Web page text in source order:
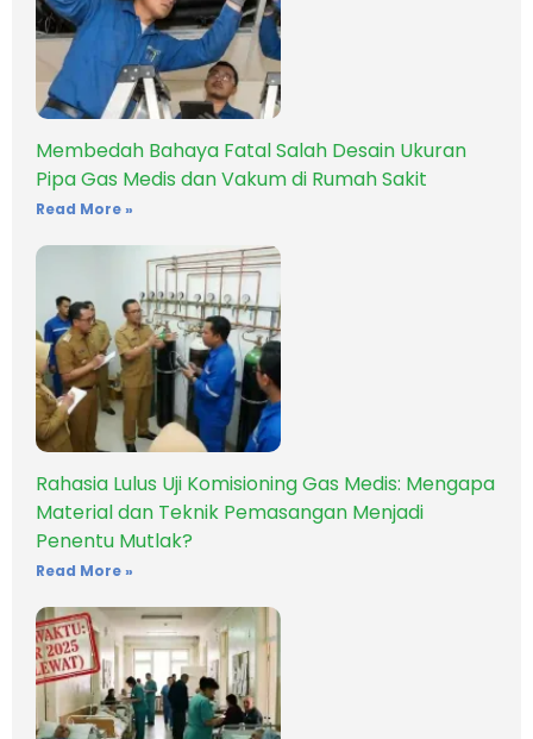
Membedah Bahaya Fatal Salah Desain Ukuran
Pipa Gas Medis dan Vakum di Rumah Sakit
Read More »
Rahasia Lulus Uji Komisioning Gas Medis: Mengapa
Material dan Teknik Pemasangan Menjadi
Penentu Mutlak?
Read More »